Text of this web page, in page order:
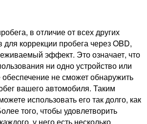
в отличие от всех других
для коррекции пробега через OBD,
эффект. Это означает, что
ни одно устройство или
не сможет обнаружить
вашего автомобиля. Таким
использовать его так долго, как
того, чтобы удовлетворить